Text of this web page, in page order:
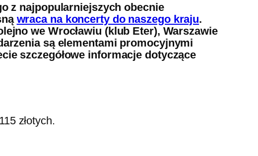
z najpopularniejszych obecnie
wraca na koncerty do naszego kraju.
we Wrocławiu (klub Eter), Warszawie
są elementami promocyjnymi
szczegółowe informacje dotyczące
złotych.